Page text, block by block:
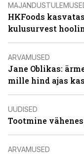
HKFoods
kulusurvest
ARVAMUSED
Jane Oblikas:
mille hind ajas
UUDISED
Tootmine
ARVAMUSED